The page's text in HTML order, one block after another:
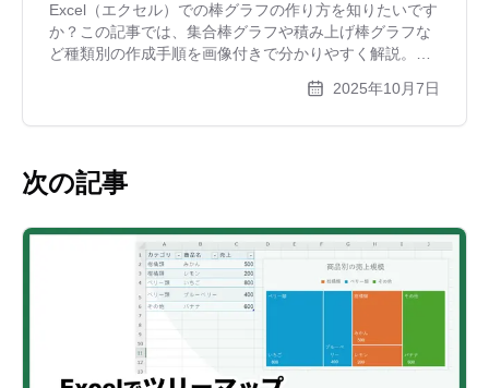
Excel（エクセル）での棒グラフの作り方を知りたいです
か？この記事では、集合棒グラフや積み上げ棒グラフな
ど種類別の作成手順を画像付きで分かりやすく解説。さ
らに、プレゼン資料で映える、見やすいグラフにするた
めのデザインのコツや注意点も紹介します。もっと手軽
2025年10月7日
次の記事